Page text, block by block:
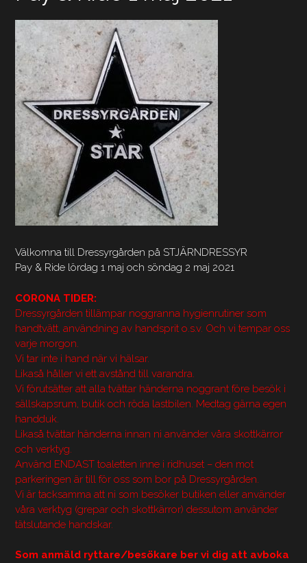
Välkomna till Dressyrgården på STJÄRNDRESSYR
Pay & Ride lördag 1 maj och söndag 2 maj 2021
CORONA TIDER:
Dressyrgården tillämpar noggranna hygienrutiner som
handtvätt, användning av handsprit o.s.v. Och vi tempar oss
varje morgon.
Vi tar inte i hand när vi hälsar.
Likaså håller vi ett avstånd till varandra.
Vi förutsätter att alla tvättar händerna noggrant före besök i
sällskapsrum, butik och röda lastbilen. Medtag gärna egen
handduk.
Likaså tvättar händerna innan ni använder våra skottkärror
och verktyg.
Använd ENDAST toaletten inne i ridhuset – den mot
parkeringen är till för oss som bor på Dressyrgården.
Vi är tacksamma att ni som besöker butiken eller använder
våra verktyg (grepar och skottkärror) dessutom använder
tätslutande handskar.
Som anmäld ryttare/besökare ber vi dig att avboka